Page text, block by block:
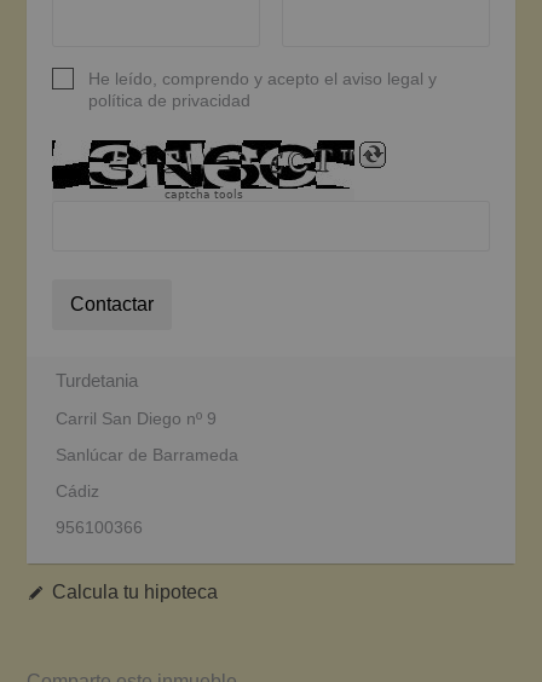
He leído, comprendo y acepto el aviso legal y
política de privacidad
captcha tools
Contactar
Turdetania
Carril San Diego nº 9
Sanlúcar de Barrameda
Cádiz
956100366
Calcula tu hipoteca